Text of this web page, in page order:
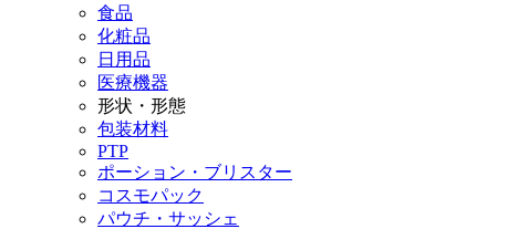
食品
化粧品
日用品
医療機器
形状・形態
包装材料
PTP
ポーション・ブリスター
コスモパック
パウチ・サッシェ